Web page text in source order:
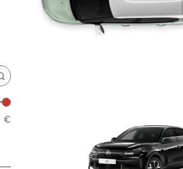
€